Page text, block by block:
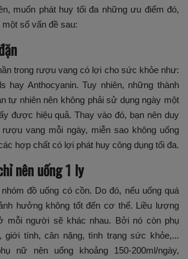
muốn phát huy tối đa những ưu điểm đó,
số vấn đề sau:
trong rượu vang có lợi cho sức khỏe như:
hay Anthocyanin. Tuy nhiên, những thành
tự nhiên nên không phải sử dụng ngày một
được hiệu quả. Thay vào đó, bạn nên duy
vang mỗi ngày, miễn sao không uống
hợp chất có lợi phát huy công dụng tối đa.
nên uống 1 ly
đồ uống có cồn. Do đó, nếu uống quá
hưởng không tốt đến cơ thể. Liều lượng
mỗi người sẽ khác nhau. Bởi nó còn phụ
giới tính, cân nặng, tình trạng sức khỏe,...
nữ nên uống khoảng 150-200ml/ngày,